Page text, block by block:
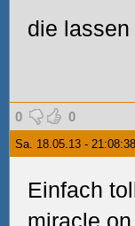
die
0 0
Sa. 18.05.13 -
Einfach
miracle